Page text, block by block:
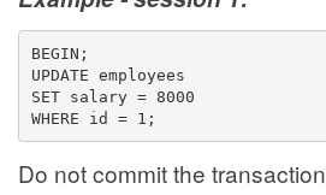
BEGIN;
UPDATE employees
SET salary = 8000
WHERE id = 1;
Do not commit the transaction